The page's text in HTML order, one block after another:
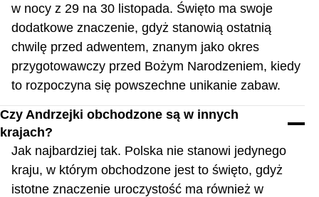
w nocy z 29 na 30 listopada. Święto ma swoje
dodatkowe znaczenie, gdyż stanowią ostatnią
chwilę przed adwentem, znanym jako okres
przygotowawczy przed Bożym Narodzeniem, kiedy
to rozpoczyna się powszechne unikanie zabaw.
Czy Andrzejki obchodzone są w innych
krajach?
Jak najbardziej tak. Polska nie stanowi jedynego
kraju, w którym obchodzone jest to święto, gdyż
istotne znaczenie uroczystość ma również w